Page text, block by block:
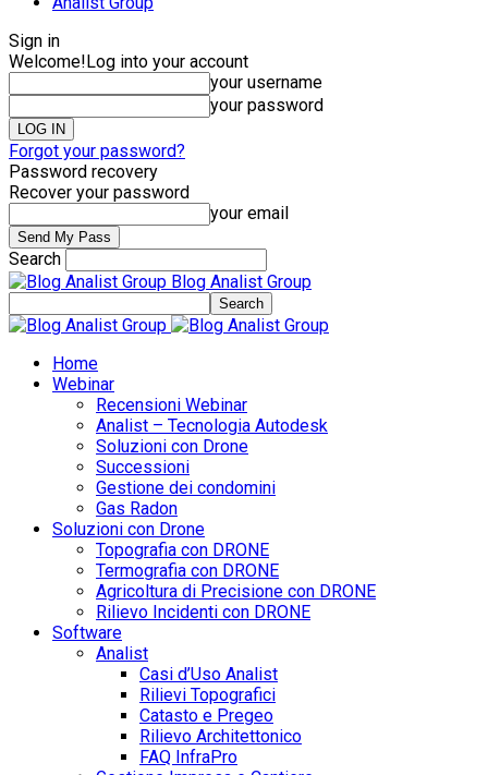
Sign in
Welcome!Log into your account
your username
your password
Forgot your password?
Password recovery
Recover your password
your email
Search
Blog Analist Group
Home
Webinar
Recensioni Webinar
Analist – Tecnologia Autodesk
Soluzioni con Drone
Successioni
Gestione dei condomini
Gas Radon
Soluzioni con Drone
Topografia con DRONE
Termografia con DRONE
Agricoltura di Precisione con DRONE
Rilievo Incidenti con DRONE
Software
Analist
Casi d’Uso Analist
Rilievi Topografici
Catasto e Pregeo
Rilievo Architettonico
FAQ InfraPro